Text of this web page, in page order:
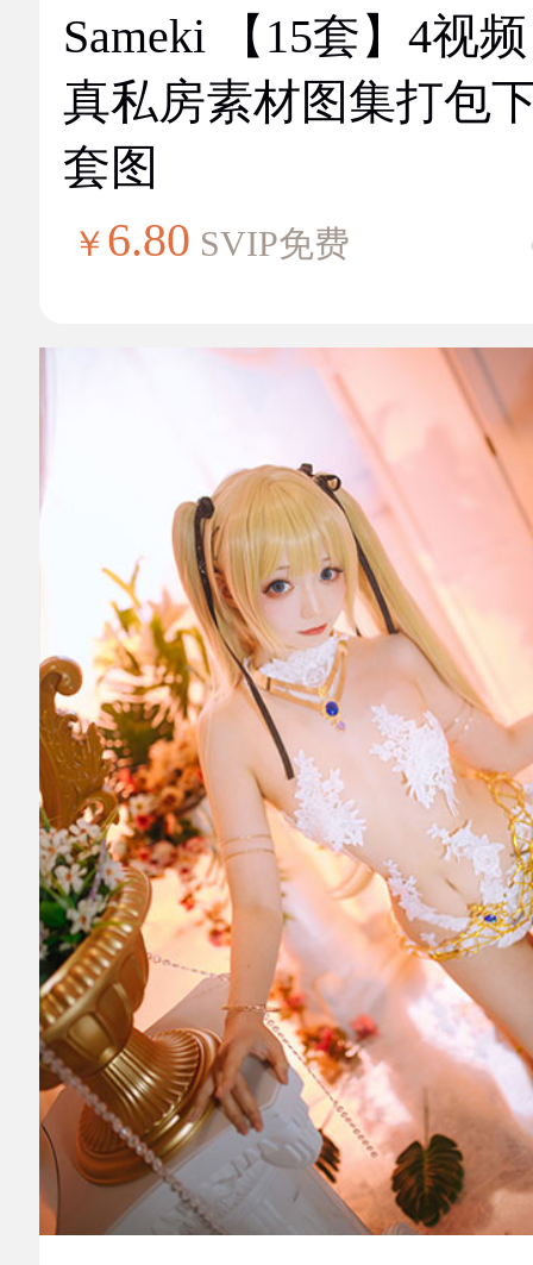
Sameki 【15套】4视
真私房素材图集打包
套图
￥ 6.80 SVIP免费